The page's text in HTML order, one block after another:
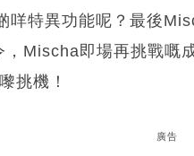
咩特異功能呢？最後
Mischa即場再挑戰嘅
挑機！
廣告